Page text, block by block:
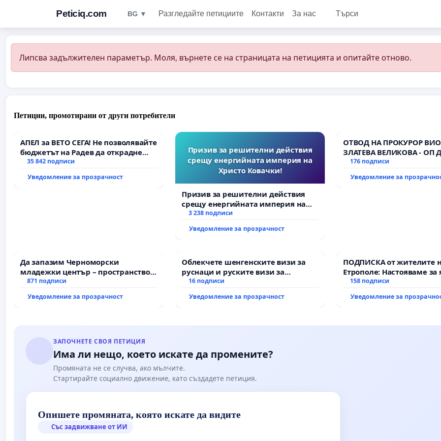
Peticiq.com BG ▼ Разгледайте петициите Контакти За нас Търси
Липсва задължителен параметър. Моля, върнете се на страницата на петицията и опитайте отново.
Петиции, промотирани от други потребители
АПЕЛ за ВЕТО СЕГА! Не позволявайте
бюджетът на Радев да открадне
парите и правата ни в тъмното
35 842 подписи
Уведомление за прозрачност
Призив за решителни действия
срещу енергийната империя на
Христо Ковачки!
Призив за решителни действия
срещу енергийната империя на
Христо Ковачки!
3 238 подписи
Уведомление за прозрачност
ОТВОД НА ПРОКУРОР
ЗЛАТЕВА ВЕЛИКОВА - ОП
176 подписи
Уведомление за
Да запазим Черноморски
младежки център – пространство
за младите на Варна
871 подписи
Уведомление за прозрачност
Облекчете шенгенските визи за
руснаци и руските визи за
българи
16 подписи
Уведомление за прозрачност
ПОДПИСКА от жителите
Етрополе: Настояваме за
гаранции от “Елаците-
всички екологични
158 подписи
Уведомление за
ЗАПОЧНЕТЕ СВОЯ ПЕТИЦИЯ
Има ли нещо, което искате да промените?
Промяната не се случва, ако мълчите.
Стартирайте социално движение, като създадете петиция.
Опишете промяната, която искате да видите
Със задвижване от ИИ